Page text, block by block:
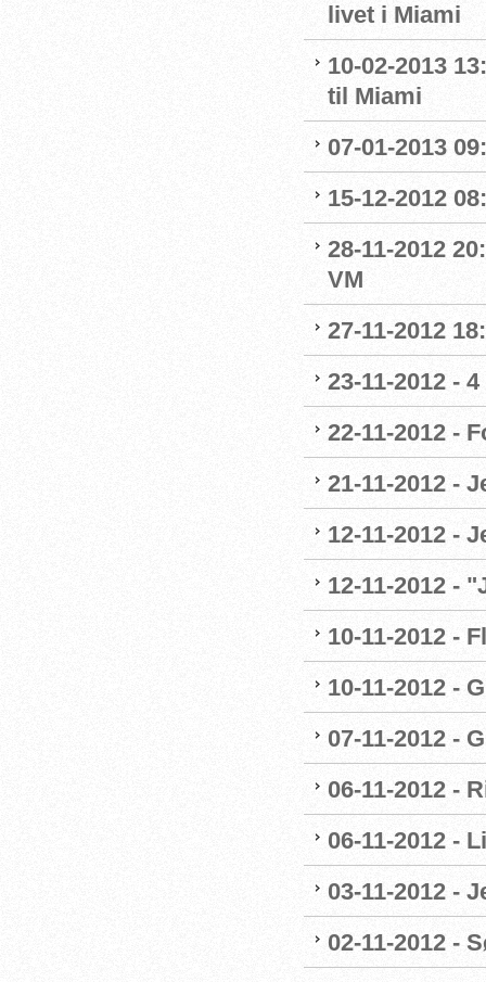
livet i Miami
10-02-2013
til Miami
07-01-2013
15-12-2012
28-11-2012
VM
27-11-2012
23-11-2012 -
22-11-2012 -
21-11-2012 -
12-11-2012 -
12-11-2012 -
10-11-2012 -
10-11-2012 -
07-11-2012 -
06-11-2012 -
06-11-2012 -
03-11-2012 -
02-11-2012 -